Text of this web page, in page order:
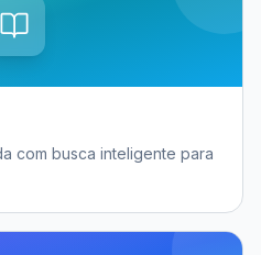
com busca inteligente para